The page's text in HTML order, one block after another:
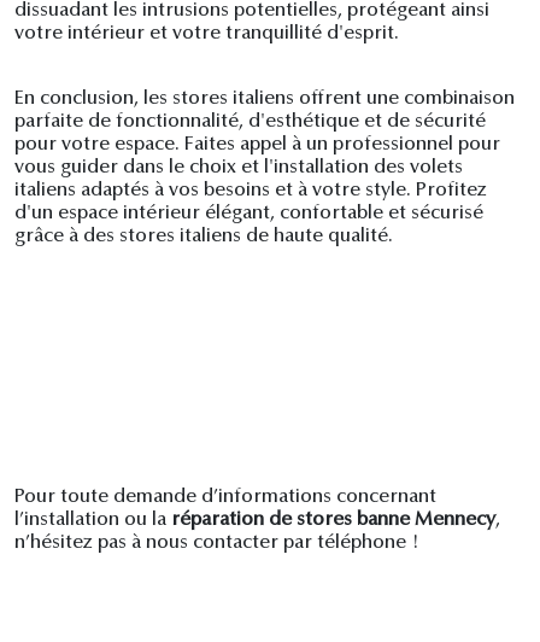
dissuadant les intrusions potentielles, protégeant ainsi
votre intérieur et votre tranquillité d'esprit.
En conclusion, les stores italiens offrent une combinaison
parfaite de fonctionnalité, d'esthétique et de sécurité
pour votre espace. Faites appel à un professionnel pour
vous guider dans le choix et l'installation des volets
italiens adaptés à vos besoins et à votre style. Profitez
d'un espace intérieur élégant, confortable et sécurisé
grâce à des stores italiens de haute qualité.
Pour toute demande d’informations concernant
l’installation ou la réparation de stores banne Mennecy,
n’hésitez pas à nous contacter par téléphone !